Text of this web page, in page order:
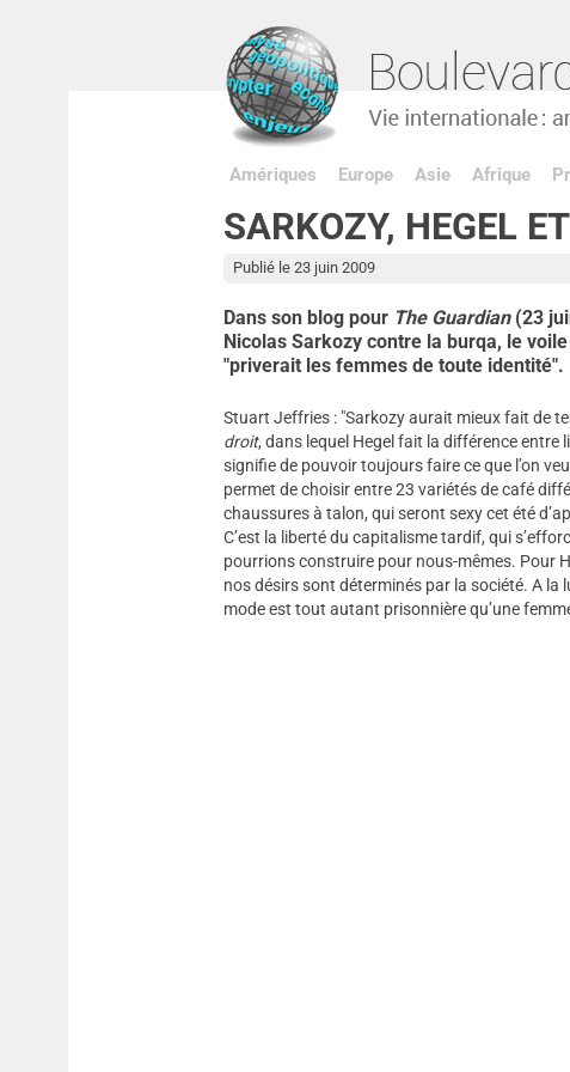
Amériques Europe Asie Afrique
SARKOZY, HEGEL
Publié le 23 juin 2009
Dans son blog pour The Guardian(23
Nicolas Sarkozy contre la burqa, le
"priverait les femmes de toute identité".
Stuart Jeffries : "Sarkozy aurait mieux fait de
droit, dans lequel Hegel fait la différence
signifie de pouvoir toujours faire ce que l’on
permet de choisir entre 23 variétés de café
chaussures à talon, qui seront sexy cet été
C’est la liberté du capitalisme tardif, qui
pourrions construire pour nous-mêmes. Pour
nos désirs sont déterminés par la société. A la
mode est tout autant prisonnière qu’une